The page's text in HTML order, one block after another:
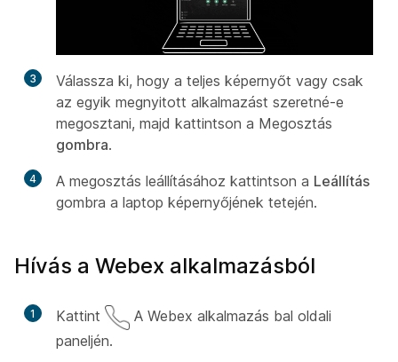
3
Válassza ki, hogy a teljes képernyőt vagy csak
az egyik megnyitott alkalmazást szeretné-e
megosztani, majd kattintson a Megosztás
gombra.
4 A megosztás leállításához kattintson a Leállítás
gombra a laptop képernyőjének tetején.
Hívás a Webex alkalmazásból
1 Kattint
A Webex alkalmazás bal oldali
paneljén.